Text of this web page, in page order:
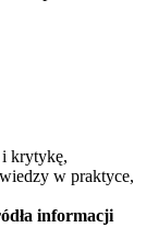
i krytykę,
w praktyce,
informacji